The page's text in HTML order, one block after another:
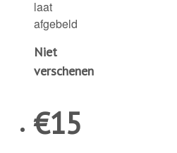
laat
afgebeld
Niet
verschenen
€15